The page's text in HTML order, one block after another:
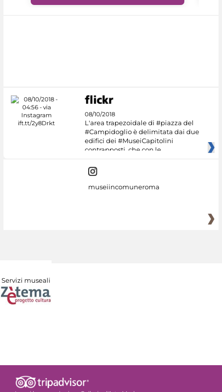
08/10/2018
L'area trapezoidale di #piazza del
#Campidoglio è delimitata dai due
edifici dei #MuseiCapitolini
contrapposti, che con le
museiincomuneroma
Servizi museali